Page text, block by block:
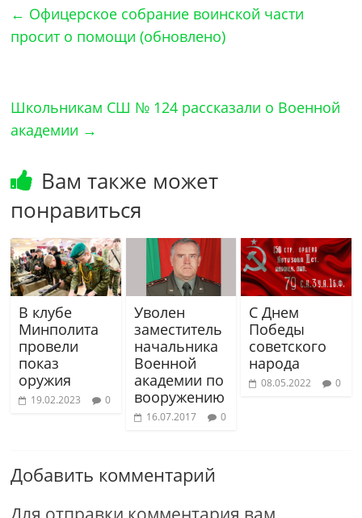
← Офицерское собрание воинской части
просит о помощи (обновлено)
Школьникам СШ № 124 рассказали о Военной
академии →
Вам также может
понравиться
В клубе
Минполита
провели
показ
оружия
19.02.2023 0
Уволен
заместитель
начальника
Военной
академии по
вооружению
16.07.2017 0
С Днем
Победы
советского
народа
08.05.2022 0
Добавить комментарий